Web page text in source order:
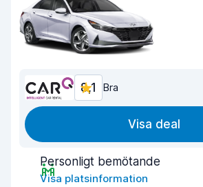
8,1 Bra
Visa deal
Personligt bemötande
Visa platsinformation